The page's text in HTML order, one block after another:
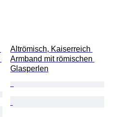
Altrömisch, Kaiserreich
Armband mit römischen
Glasperlen